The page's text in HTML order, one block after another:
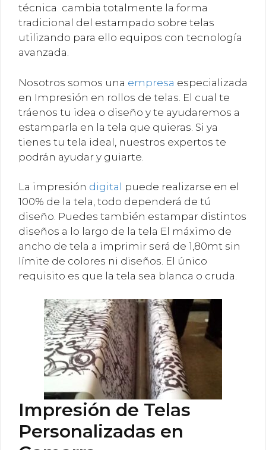
técnica cambia totalmente la forma
tradicional del estampado sobre telas
utilizando para ello equipos con tecnología
avanzada.
Nosotros somos una empresa especializada
en Impresión en rollos de telas. El cual te
tráenos tu idea o diseño y te ayudaremos a
estamparla en la tela que quieras. Si ya
tienes tu tela ideal, nuestros expertos te
podrán ayudar y guiarte.
La impresión digital
puede realizarse en el
100% de la tela, todo dependerá de tú
diseño. Puedes también estampar distintos
diseños a lo largo de la tela El máximo de
ancho de tela a imprimir será de 1,80mt sin
límite de colores ni diseños. El único
requisito es que la tela sea blanca o cruda.
Impresión de Telas
Personalizadas en